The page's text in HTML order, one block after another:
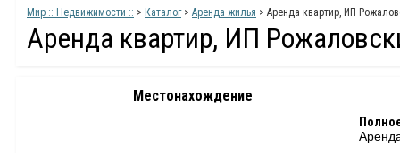
Мир :: Недвижимости :: > Каталог> Аренда жилья > Аренда квартир, ИП
Аренда квартир, ИП
Местонахождение